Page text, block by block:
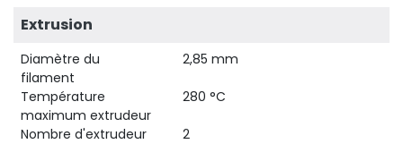
Extrusion
Diamètre du
filament
2,85 mm
Température
maximum extrudeur
280 °C
Nombre d'extrudeur
2